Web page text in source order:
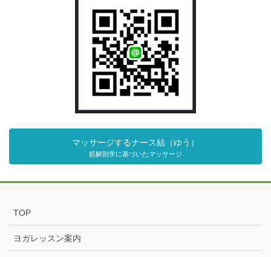
マッサージするナース結（ゆう）
筋解剖学に基づいたマッサージ
TOP
ヨガレッスン案内